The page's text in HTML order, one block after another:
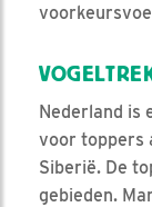
Nederland is
voor toppers
Siberië. De
gebieden.